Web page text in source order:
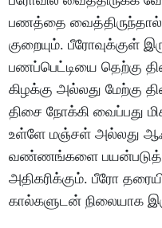
பணத்தை
குறையும். பீரோவுக்குள்
பணப்பெட்டியை தெற்கு
கிழக்கு அல்லது மேற்கு
திசை நோக்கி வைப்பது
உள்ளே மஞ்சள் அல்லது
வண்ணங்களை
அதிகரிக்கும். பீரோ
கால்களுடன் நிலையாக